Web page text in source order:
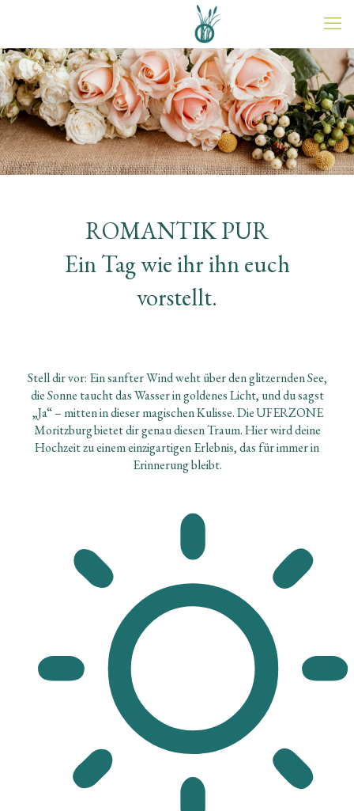
ROMANTIK PUR
Ein Tag wie ihr ihn euch
vorstellt.
Stell dir vor: Ein sanfter Wind weht über den glitzernden See,
die Sonne taucht das Wasser in goldenes Licht, und du sagst
„Ja“ – mitten in dieser magischen Kulisse. DieUFERZONE
Moritzburgbietet dir genau diesen Traum. Hier wird deine
Hochzeit zu einem einzigartigen Erlebnis, das für immer in
Erinnerung bleibt.